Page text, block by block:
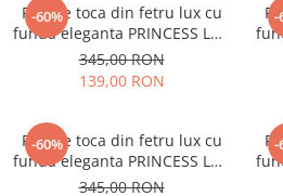
-60%
Palarie toca din fetru lux cu
funda eleganta PRINCESS LUX
(MARO cappucino) - marime
unica, reglabila
345,00 RON
139,00 RON
-
-60%
Palarie toca din fetru lux cu
funda eleganta PRINCESS LUX
(VERDE aprins) - marime
345,00 RON
-